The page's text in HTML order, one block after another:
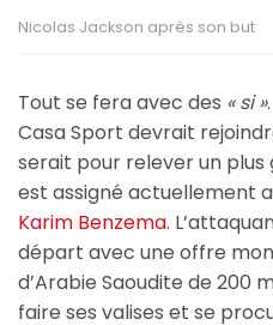
Nicolas Jackson après son but
Tout se fera avec des « si »
Casa Sport devrait
serait pour relever un plus
est assigné actuellement
Karim Benzema.
départ avec une offre
d’Arabie Saoudite de 200
faire ses valises et se